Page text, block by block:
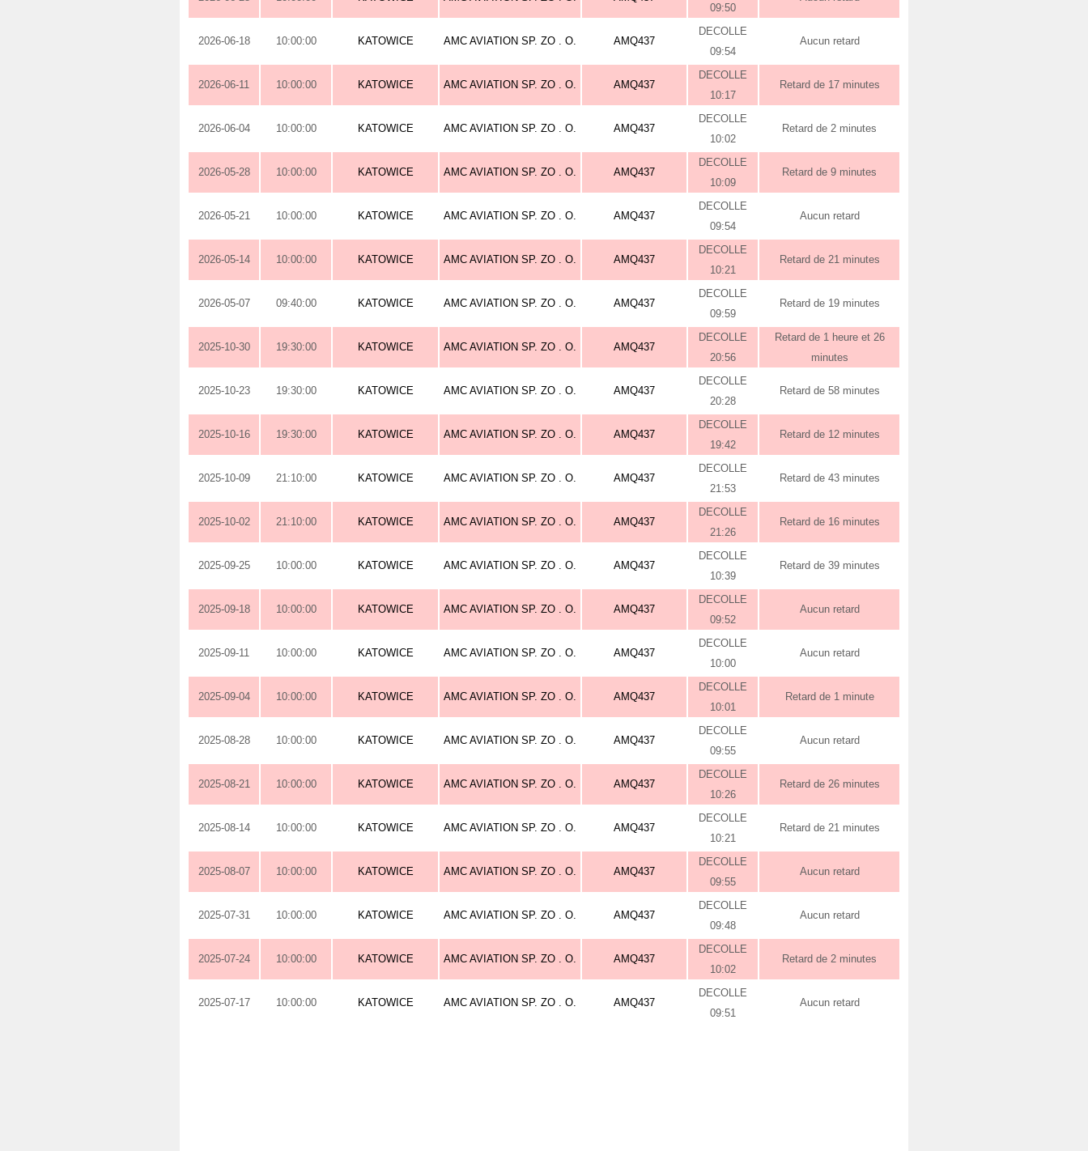
09:50
2026-06-18 10:00:00 KATOWICE AMC AVIATION SP. ZO . O. AMQ437
DECOLLE
09:54
Aucun retard
2026-06-11 10:00:00 KATOWICE AMC AVIATION SP. ZO . O. AMQ437
DECOLLE
10:17
Retard de 17 minutes
2026-06-04 10:00:00 KATOWICE AMC AVIATION SP. ZO . O. AMQ437
DECOLLE
10:02
Retard de 2 minutes
2026-05-28 10:00:00 KATOWICE AMC AVIATION SP. ZO . O. AMQ437
DECOLLE
10:09
Retard de 9 minutes
2026-05-21 10:00:00 KATOWICE AMC AVIATION SP. ZO . O. AMQ437
DECOLLE
09:54
Aucun retard
2026-05-14 10:00:00 KATOWICE AMC AVIATION SP. ZO . O. AMQ437
DECOLLE
10:21
Retard de 21 minutes
2026-05-07 09:40:00 KATOWICE AMC AVIATION SP. ZO . O. AMQ437
DECOLLE
09:59
Retard de 19 minutes
2025-10-30 19:30:00 KATOWICE AMC AVIATION SP. ZO . O. AMQ437
DECOLLE
20:56
Retard de 1 heure et 26
minutes
2025-10-23 19:30:00 KATOWICE AMC AVIATION SP. ZO . O. AMQ437
DECOLLE
20:28
Retard de 58 minutes
2025-10-16 19:30:00 KATOWICE AMC AVIATION SP. ZO . O. AMQ437
DECOLLE
19:42
Retard de 12 minutes
2025-10-09 21:10:00 KATOWICE AMC AVIATION SP. ZO . O. AMQ437
DECOLLE
21:53
Retard de 43 minutes
2025-10-02 21:10:00 KATOWICE AMC AVIATION SP. ZO . O. AMQ437
DECOLLE
21:26
Retard de 16 minutes
2025-09-25 10:00:00 KATOWICE AMC AVIATION SP. ZO . O. AMQ437
DECOLLE
10:39
Retard de 39 minutes
2025-09-18 10:00:00 KATOWICE AMC AVIATION SP. ZO . O. AMQ437
DECOLLE
09:52
Aucun retard
2025-09-11 10:00:00 KATOWICE AMC AVIATION SP. ZO . O. AMQ437
DECOLLE
10:00
Aucun retard
2025-09-04 10:00:00 KATOWICE AMC AVIATION SP. ZO . O. AMQ437
DECOLLE
10:01
Retard de 1 minute
2025-08-28 10:00:00 KATOWICE AMC AVIATION SP. ZO . O. AMQ437
DECOLLE
09:55
Aucun retard
2025-08-21 10:00:00 KATOWICE AMC AVIATION SP. ZO . O. AMQ437
DECOLLE
10:26
Retard de 26 minutes
2025-08-14 10:00:00 KATOWICE AMC AVIATION SP. ZO . O. AMQ437
DECOLLE
10:21
Retard de 21 minutes
2025-08-07 10:00:00 KATOWICE AMC AVIATION SP. ZO . O. AMQ437
DECOLLE
09:55
Aucun retard
2025-07-31 10:00:00 KATOWICE AMC AVIATION SP. ZO . O. AMQ437
DECOLLE
09:48
Aucun retard
2025-07-24 10:00:00 KATOWICE AMC AVIATION SP. ZO . O. AMQ437
DECOLLE
10:02
Retard de 2 minutes
2025-07-17 10:00:00 KATOWICE AMC AVIATION SP. ZO . O. AMQ437
DECOLLE
09:51
Aucun retard